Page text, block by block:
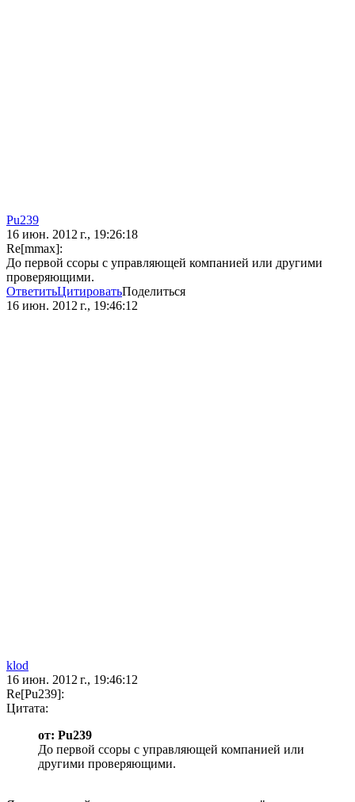
Pu239
16 июн. 2012 г., 19:26:18
Re[mmax]:
До первой ссоры с управляющей компанией или другими
проверяющими.
ОтветитьЦитироватьПоделиться
16 июн. 2012 г., 19:46:12
klod
16 июн. 2012 г., 19:46:12
Re[Pu239]:
Цитата:
от: Pu239
До первой ссоры с управляющей компанией или
другими проверяющими.